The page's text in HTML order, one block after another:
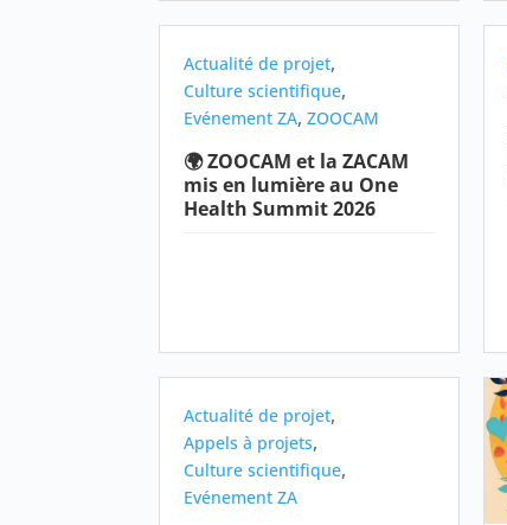
Actualité de projet,
Culture scientifique,
Evénement ZA,ZOOCAM
🌍 ZOOCAM et la ZACAM
mis en lumière au One
Health Summit 2026
Actualité de projet,
Appels à projets,
Culture scientifique,
Evénement ZA